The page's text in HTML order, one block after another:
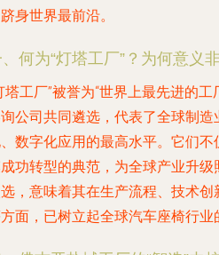
身世界最前沿。
何为“灯塔工厂”？为何意义
塔工厂”被誉为“世界上最先进的
公司共同遴选，代表了全球制
数字化应用的最高水平。它们
功转型的典范，为全球产业升
，意味着其在生产流程、技术
面，已树立起全球汽车座椅行业